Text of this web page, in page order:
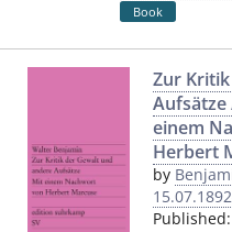
Book
Zur
Aufsätze
einem
Herbert
by
Published: